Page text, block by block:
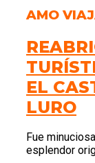
AMO
EL
LURO
Fue
esplendor